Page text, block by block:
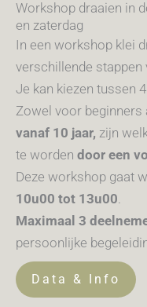
Workshop draaien in
en zaterdag
In een workshop klei
verschillende stappen
Je kan kiezen tussen
Zowel voor beginners
vanaf 10 jaar, zijn
te worden door een
Deze workshop gaat
10u00 tot 13u00.
Maximaal 3
persoonlijke
Data & Info